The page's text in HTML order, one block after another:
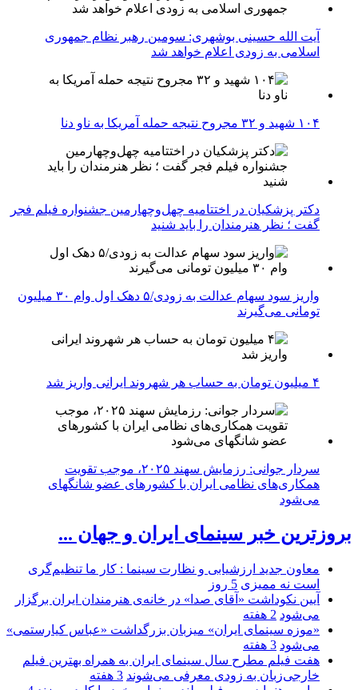
آیت الله حسینی بوشهری: سومین رهبر نظام جمهوری
اسلامی به زودی اعلام خواهد شد
۱۰۴ شهید و ۳۲ مجروح نتیجه حمله آمریکا به ناو دنا
دکتر پزشکیان در اختتامیه چهل‌وچهارمین جشنواره فیلم فجر
گفت ؛ نظر هنرمندان را باید شنید
واریز سود سهام عدالت به زودی/۵ دهک اول وام ۳۰ میلیون
تومانی می‌گیرند
۴ میلیون تومان به حساب هر شهروند ایرانی واریز شد
سردار جوانی: رزمایش سهند ۲۰۲۵، موجب تقویت
همکاری‌های نظامی ایران با کشور‌های عضو شانگهای
می‌شود
بروزترین خبر سینمای ایران و جهان ...
معاون جدید ارزشیابی و نظارت سینما : کار ما تنظیم‌گری
است نه ممیزی 5 روز
آیین نکوداشت «آقای صدا» در خانه‌ی هنرمندان ایران برگزار
می‌شود 2 هفته
«موزه سینمای ایران» میزبان بزرگداشت «عباس کیارستمی»
می‌شود 3 هفته
هفت فیلم مطرح سال سینمای ایران به همراه بهترین فیلم
خارجی‌زبان به زودی معرفی می‌شوند 3 هفته